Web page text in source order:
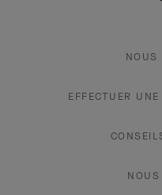
NOUS
EFFECTUER